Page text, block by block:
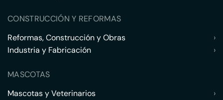
CONSTRUCCIÓN Y REFORMAS
Reformas, Construcción y Obras
›
Industria y Fabricación
›
MASCOTAS
Mascotas y Veterinarios
›